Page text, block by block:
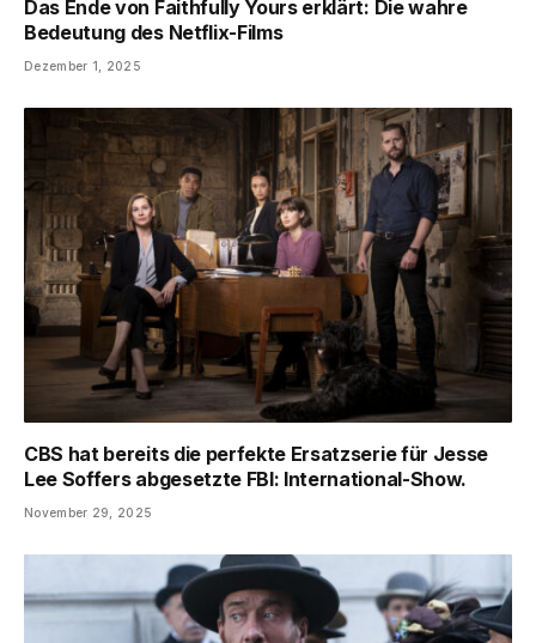
Das Ende von Faithfully Yours erklärt: Die wahre
Bedeutung des Netflix-Films
Dezember 1, 2025
CBS hat bereits die perfekte Ersatzserie für Jesse
Lee Soffers abgesetzte FBI: International-Show.
November 29, 2025